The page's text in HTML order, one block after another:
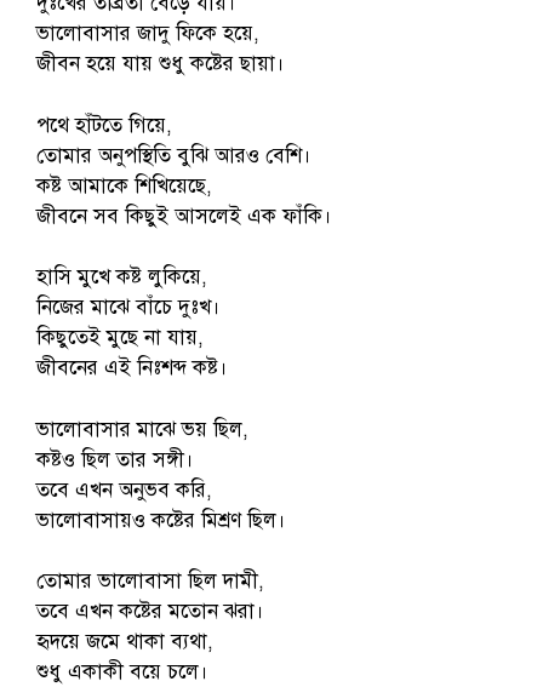
ভালোবাসার জাদু ফিকে হয়ে,
জীবন হয়ে যায় শুধু কষ্টের ছায়া।
পথে হাঁটতে গিয়ে,
তোমার অনুপস্থিতি বুঝি আরও বেশি।
কষ্ট আমাকে শিখিয়েছে,
জীবনে সব কিছুই আসলেই এক ফাঁকি।
হাসি মুখে কষ্ট লুকিয়ে,
নিজের মাঝে বাঁচে দুঃখ।
কিছুতেই মুছে না যায়,
জীবনের এই নিঃশব্দ কষ্ট।
ভালোবাসার মাঝে ভয় ছিল,
কষ্টও ছিল তার সঙ্গী।
তবে এখন অনুভব করি,
ভালোবাসায়ও কষ্টের মিশ্রণ ছিল।
তোমার ভালোবাসা ছিল দামী,
তবে এখন কষ্টের মতোন ঝরা।
হৃদয়ে জমে থাকা ব্যথা,
শুধু একাকী বয়ে চলে।